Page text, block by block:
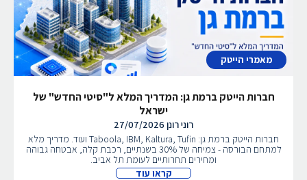
מאמרי הייטק
חברות הייטק ברמת גן: המדריך המלא ל"סיטי החדש" של
ישראל
רוני רונן 27/07/2026
חברות הייטק ברמת גן: Taboola, IBM, Kaltura, Tufin ועוד. מדריך מלא
למתחם הבורסה - צמיחה של 30% בשנתיים, רכבת קלה, אבטחה גבוהה
ומחירים תחרותיים לעומת תל אביב.
קראו עוד